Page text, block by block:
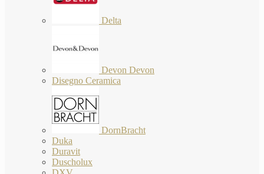
Delta
Devon Devon
Disegno Ceramica
DornBracht
Duka
Duravit
Duscholux